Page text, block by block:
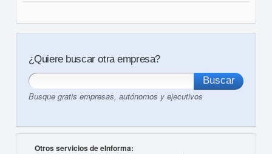
¿Quiere buscar otra empresa?
Busque gratis empresas, autónomos y ejecutivos
Otros servicios de eInforma: